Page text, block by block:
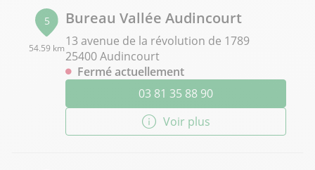
5
54.59 km
Bureau Vallée Audincourt
13 avenue de la révolution de 1789
25400 Audincourt
Fermé actuellement
03 81 35 88 90
Voir plus